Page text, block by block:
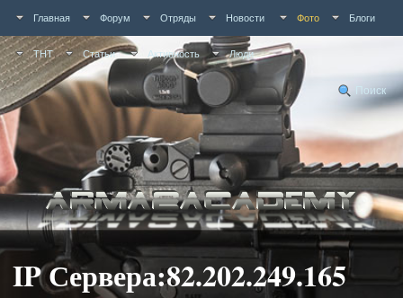
Главная Форум Отряды Новости Фото Блоги
ТНТ Статьи Активность Люди
Поиск
IP Сервера:82.202.249.165